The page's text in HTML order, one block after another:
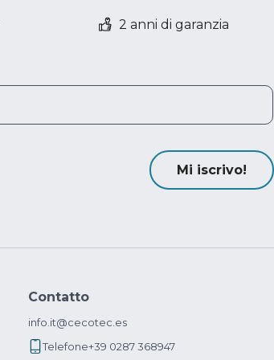
2 anni di garanzia
Mi iscrivo!
Contatto
info.it@cecotec.es
Telefone+39 0287 368947